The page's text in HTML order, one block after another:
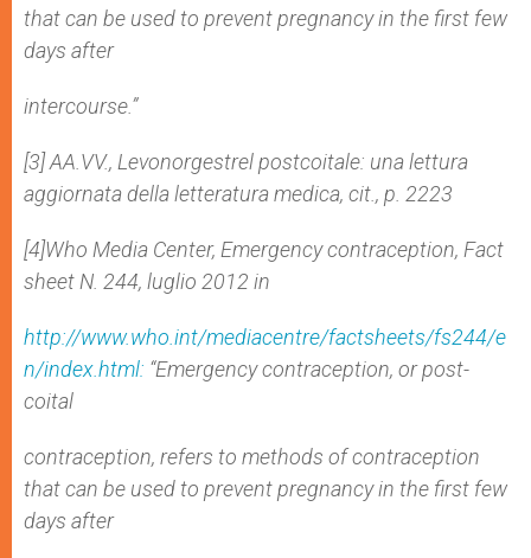
that can be used to prevent pregnancy in the first few
days after
intercourse.”
[3] AA.VV., Levonorgestrel post­coitale: una lettura
aggiornata della letteratura medica, cit., p. 22­23
[4]Who Media Center, Emergency contraception, Fact
sheet N. 244, luglio 2012 in
http://www.who.int/mediacentre/factsheets/fs244/e
n/index.html: “Emergency contraception, or post­
coital
contraception, refers to methods of contraception
that can be used to prevent pregnancy in the first few
days after